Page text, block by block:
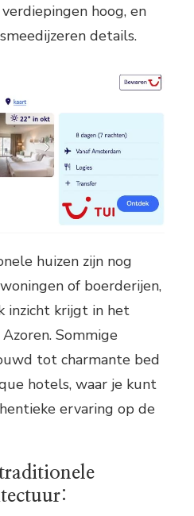
hoog, en
details.
huizen zijn nog
of boerderijen,
inzicht krijgt in het
Sommige
tot charmante bed
hotels, waar je kunt
ervaring op de